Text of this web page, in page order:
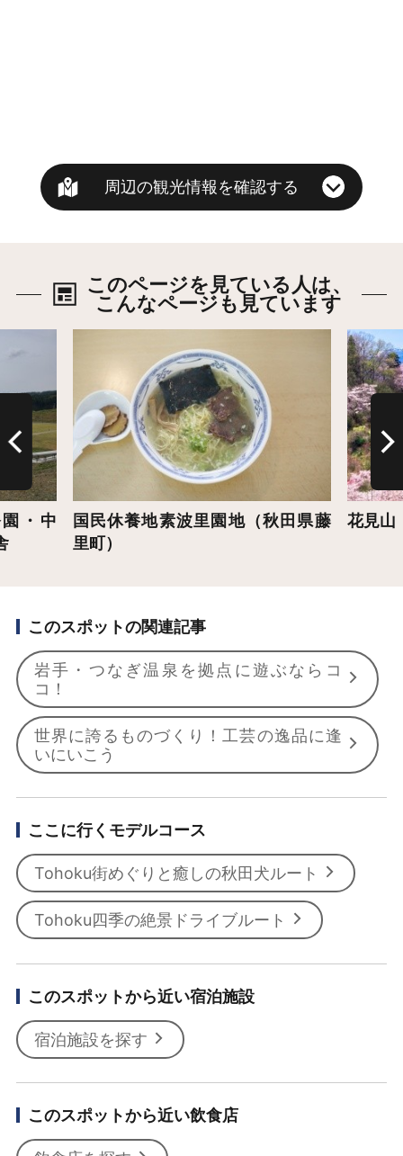
周辺の観光情報を確認する
このページを見ている人は、
こんなページも見ています
・中
国民休養地素波里園地（秋田県藤
里町）
花見山
詳細は
このスポットの関連記事
岩手・つなぎ温泉を拠点に遊ぶならコ
コ！
世界に誇るものづくり！工芸の逸品に逢
いにいこう
ここに行くモデルコース
Tohoku街めぐりと癒しの秋田犬ルート
Tohoku四季の絶景ドライブルート
このスポットから近い宿泊施設
宿泊施設を探す
このスポットから近い飲食店